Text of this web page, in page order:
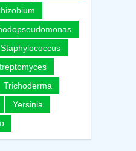
Staphylococcus
Trichoderma
Yersinia